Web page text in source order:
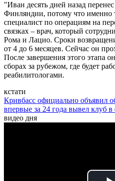
"Иван десять дней назад
Финляндии, потому что именно
специалист по операциям на
связках – врач, который
Рома и Лацио. Сроки
от 4 до 6 месяцев. Сейчас он
После завершения этого этапа
сборах за рубежом, где будет
реабилитологами.
кстати
Кривбасс официально объявил
впервые за 24 года вывел клуб в
видео дня